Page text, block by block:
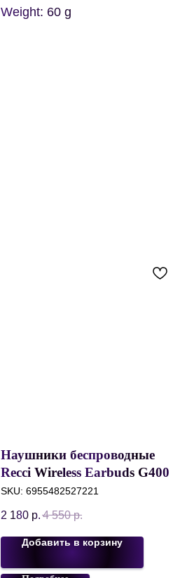
Weight: 60 g
Наушники беспроводные
Recci Wireless Earbuds G400C
Max, BT5.3, 250mAh/30mAh,
Type-C, Бокс с беспроводной
зарядкой Белый
SKU: 6955482527221
2 180 р. 4 550 р.
Добавить в корзину